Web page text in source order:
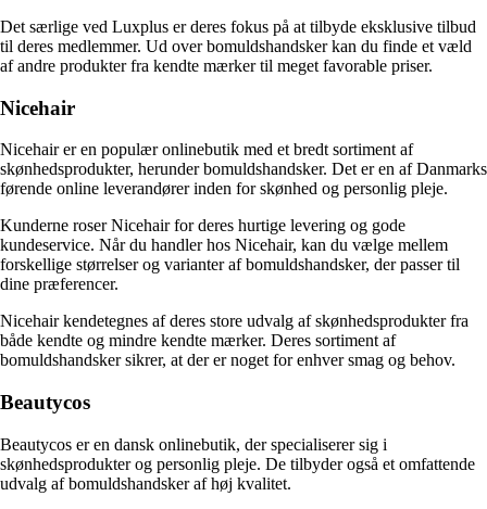
Det særlige ved Luxplus er deres fokus på at tilbyde eksklusive tilbud
til deres medlemmer. Ud over bomuldshandsker kan du finde et væld
af andre produkter fra kendte mærker til meget favorable priser.
Nicehair
Nicehair er en populær onlinebutik med et bredt sortiment af
skønhedsprodukter, herunder bomuldshandsker. Det er en af Danmarks
førende online leverandører inden for skønhed og personlig pleje.
Kunderne roser Nicehair for deres hurtige levering og gode
kundeservice. Når du handler hos Nicehair, kan du vælge mellem
forskellige størrelser og varianter af bomuldshandsker, der passer til
dine præferencer.
Nicehair kendetegnes af deres store udvalg af skønhedsprodukter fra
både kendte og mindre kendte mærker. Deres sortiment af
bomuldshandsker sikrer, at der er noget for enhver smag og behov.
Beautycos
Beautycos er en dansk onlinebutik, der specialiserer sig i
skønhedsprodukter og personlig pleje. De tilbyder også et omfattende
udvalg af bomuldshandsker af høj kvalitet.